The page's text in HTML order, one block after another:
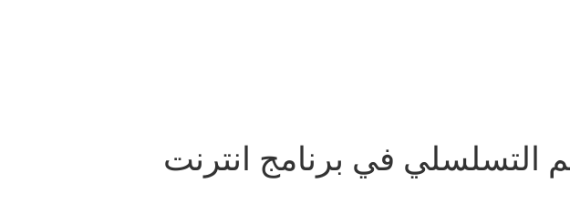
التسلسلي في برنامج انترنت